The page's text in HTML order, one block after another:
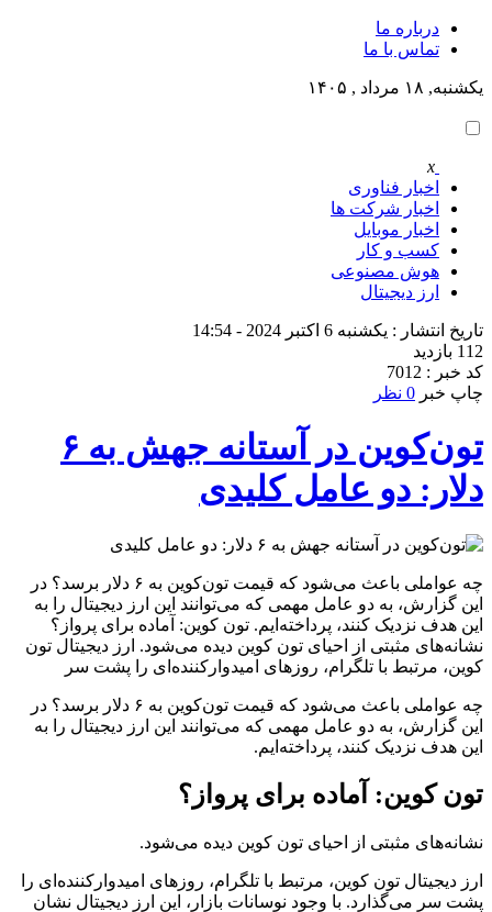
درباره ما
تماس با ما
یکشنبه, ۱۸ مرداد , ۱۴۰۵
x
اخبار فناوری
اخبار شرکت ها
اخبار موبایل
کسب و کار
هوش مصنوعی
ارز دیجیتال
تاریخ انتشار : یکشنبه 6 اکتبر 2024 - 14:54
112 بازدید
کد خبر : 7012
چاپ خبر 0 نظر
تون‌کوین در آستانه جهش به ۶
دلار: دو عامل کلیدی
چه عواملی باعث می‌شود که قیمت تون‌کوین به ۶ دلار برسد؟ در
این گزارش، به دو عامل مهمی که می‌توانند این ارز دیجیتال را به
این هدف نزدیک کنند، پرداخته‌ایم. تون کوین: آماده برای پرواز؟
نشانه‌های مثبتی از احیای تون کوین دیده می‌شود. ارز دیجیتال تون
کوین، مرتبط با تلگرام، روزهای امیدوارکننده‌ای را پشت سر
چه عواملی باعث می‌شود که قیمت تون‌کوین به ۶ دلار برسد؟ در
این گزارش، به دو عامل مهمی که می‌توانند این ارز دیجیتال را به
این هدف نزدیک کنند، پرداخته‌ایم.
تون کوین: آماده برای پرواز؟
نشانه‌های مثبتی از احیای تون کوین دیده می‌شود.
ارز دیجیتال تون کوین، مرتبط با تلگرام، روزهای امیدوارکننده‌ای را
پشت سر می‌گذارد. با وجود نوسانات بازار، این ارز دیجیتال نشان